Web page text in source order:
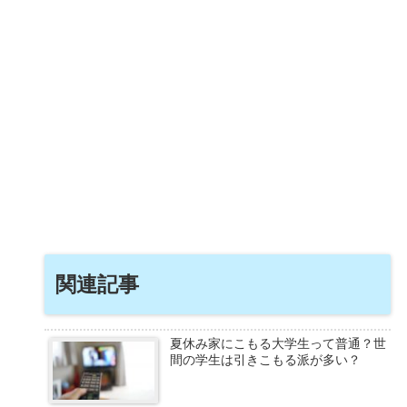
関連記事
夏休み家にこもる大学生って普通？世
間の学生は引きこもる派が多い？